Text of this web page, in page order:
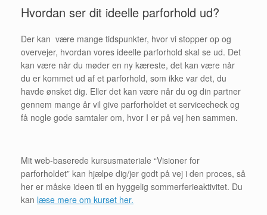
Hvordan ser dit ideelle parforhold ud?
Der kan være mange tidspunkter, hvor vi stopper op og
overvejer, hvordan vores ideelle parforhold skal se ud. Det
kan være når du møder en ny kæreste, det kan være når
du er kommet ud af et parforhold, som ikke var det, du
havde ønsket dig. Eller det kan være når du og din partner
gennem mange år vil give parforholdet et servicecheck og
få nogle gode samtaler om, hvor I er på vej hen sammen.
Mit web-baserede kursusmateriale “Visioner for
parforholdet” kan hjælpe dig/jer godt på vej i den proces, så
her er måske ideen til en hyggelig sommerferieaktivitet. Du
kan læse mere om kurset her.